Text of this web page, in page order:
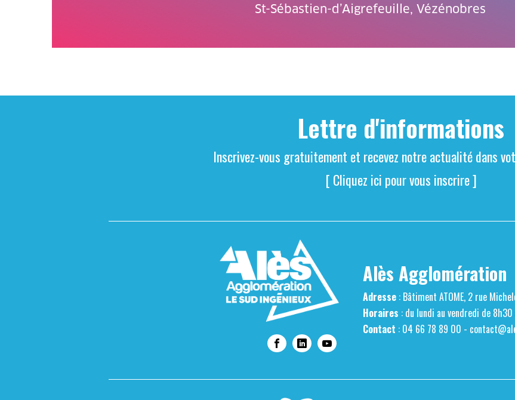
St-Sébastien-d’Aigrefeuille, Vézénobres
Lettre d'informations
Inscrivez-vous gratuitement et recevez notre actualité dans
[ Cliquez ici pour vous inscrire ]
Alès Agglomération
Adresse: Bâtiment ATOME, 2 rue
Horaires : du lundi au vendredi de
Contact : 04 66 78 89 00 -